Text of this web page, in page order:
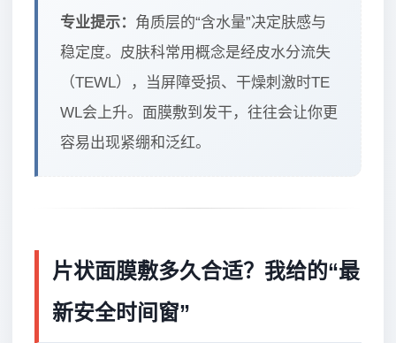
专业提示： 角质层的“含水量”决定肤感与
稳定度。皮肤科常用概念是经皮水分流失
（TEWL），当屏障受损、干燥刺激时TE
WL会上升。面膜敷到发干，往往会让你更
容易出现紧绷和泛红。
片状面膜敷多久合适？我给的“最
新安全时间窗”